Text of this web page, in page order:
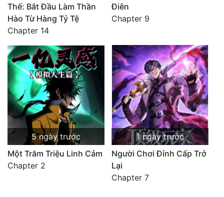
Thế: Bắt Đầu Làm Thần
Hào Từ Hàng Tỷ Tệ
Chapter 14
Điên
Chapter 9
5 ngày trước
Một Trăm Triệu Linh Cảm
Chapter 2
1 ngày trước
Người Chơi Đỉnh Cấp Trở
Lại
Chapter 7